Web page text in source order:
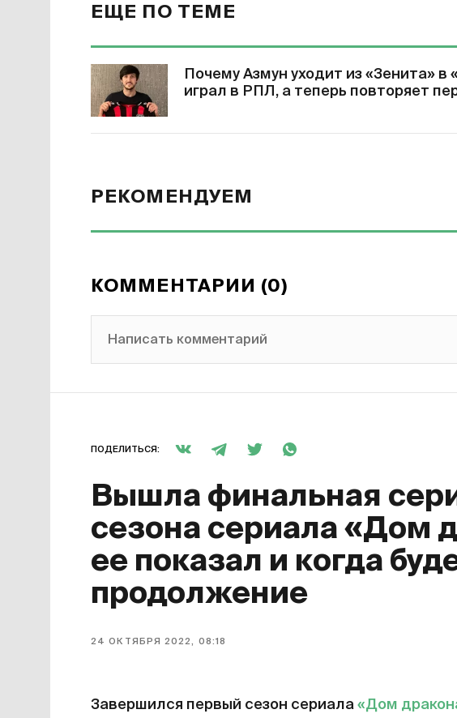
ЕЩЕ ПО ТЕМЕ
Почему Азмун уходит из «Зенита» в
играл в РПЛ, а теперь повторяет
РЕКОМЕНДУЕМ
КОММЕНТАРИИ (0)
Написать комментарий
ПОДЕЛИТЬСЯ:
Вышла финальная
сезона сериала «Дом
ее показал и когда
продолжение
24 ОКТЯБРЯ 2022, 08:18
Завершился первый сезон сериала «Дом